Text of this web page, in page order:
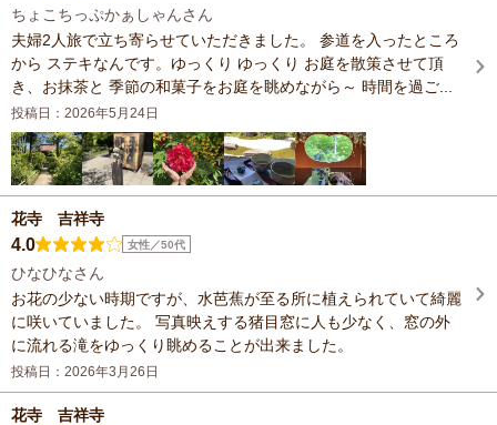
ちょこちっぷかぁしゃんさん
夫婦2人旅で立ち寄らせていただきました。 参道を入ったところ
から ステキなんです。ゆっくり ゆっくり お庭を散策させて頂
き、お抹茶と 季節の和菓子をお庭を眺めながら～ 時間を過ご...
投稿日：2026年5月24日
花寺 吉祥寺
4.0 女性／50代
ひなひなさん
お花の少ない時期ですが、水芭蕉が至る所に植えられていて綺麗
に咲いていました。 写真映えする猪目窓に人も少なく、窓の外
に流れる滝をゆっくり眺めることが出来ました。
投稿日：2026年3月26日
花寺 吉祥寺